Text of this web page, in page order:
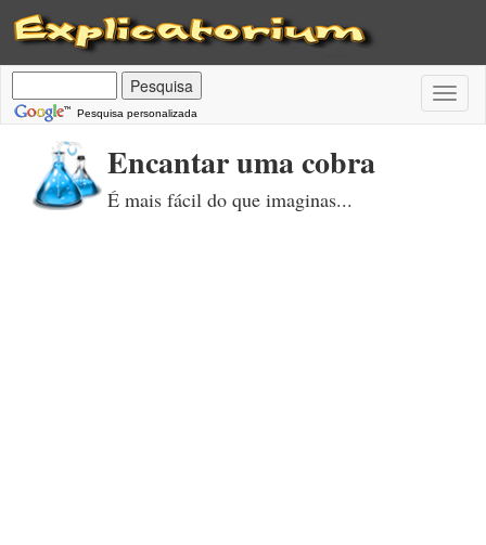
Pesquisa personalizada
Encantar uma cobra
É mais fácil do que imaginas...